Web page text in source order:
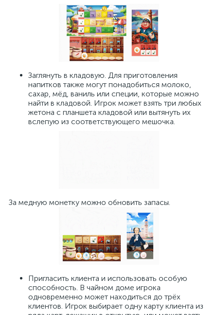
Заглянуть в кладовую. Для приготовления
напитков также могут понадобиться молоко,
сахар, мёд, ваниль или специи, которые можно
найти в кладовой. Игрок может взять три любых
жетона с планшета кладовой или вытянуть их
вслепую из соответствующего мешочка.
За медную монетку можно обновить запасы.
Пригласить клиента и использовать особую
способность. В чайном доме игрока
одновременно может находиться до трёх
клиентов. Игрок выбирает одну карту клиента из